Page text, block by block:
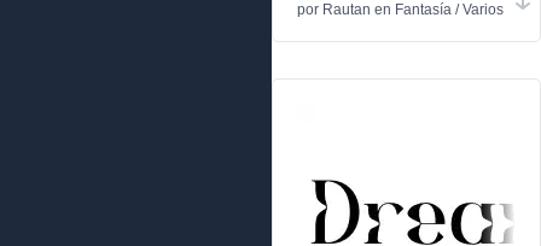
por Rautan en Fantasía /Varios